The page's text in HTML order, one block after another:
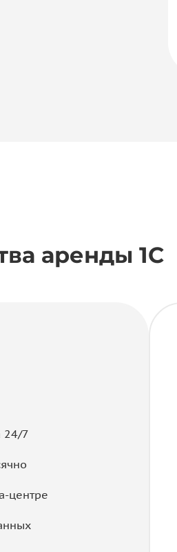
аренды 1С
24/7
центре